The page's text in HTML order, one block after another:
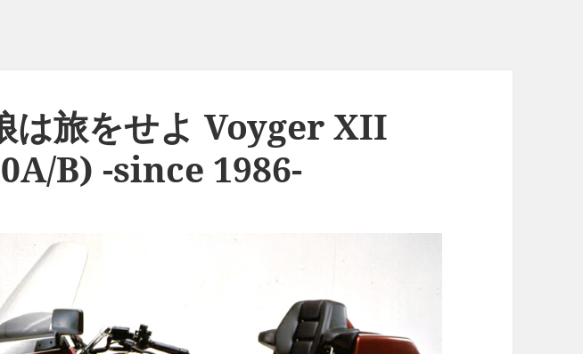
は旅をせよ Voyger XII
B) -since 1986-